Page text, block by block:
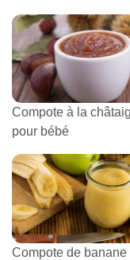
Compote à la
pour bébé
Compote de banane